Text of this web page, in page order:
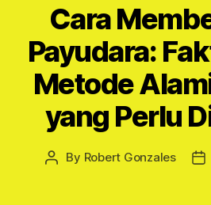
Cara
Payudara:
Metode
yang Perlu
Post
By Robert Gonzales